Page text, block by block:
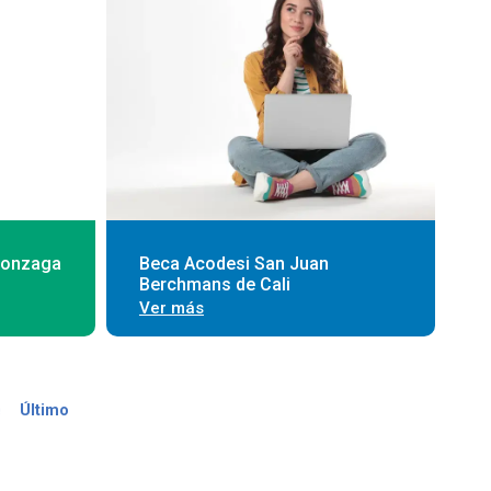
Beca Acodesi San Juan
Berchmans de Cali
Ver más
página
Última página
Último